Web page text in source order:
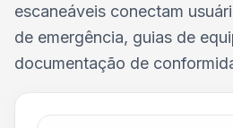
escaneáveis conectam
de emergência, guias de
documentação de